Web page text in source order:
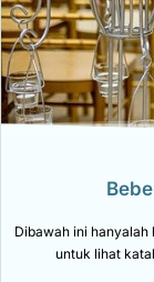
Dibawah ini
untuk lihat